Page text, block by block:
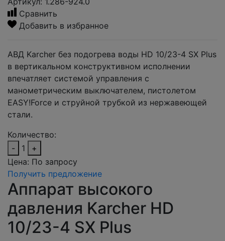
Сравнить
Добавить в избранное
АВД Karcher без подогрева воды HD 10/23-4 SX Plus
в вертикальном конструктивном исполнении
впечатляет системой управления с
манометрическим выключателем, пистолетом
EASY!Force и струйной трубкой из нержавеющей
стали.
Количество:
-
1
+
Цена: По запросу
Получить предложение
Аппарат высокого
давления Karcher HD
10/23-4 SX Plus